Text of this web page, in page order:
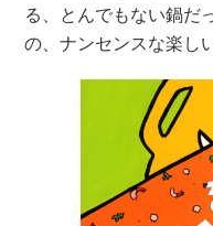
る、とんでもない鍋だ
の、ナンセンスな楽し